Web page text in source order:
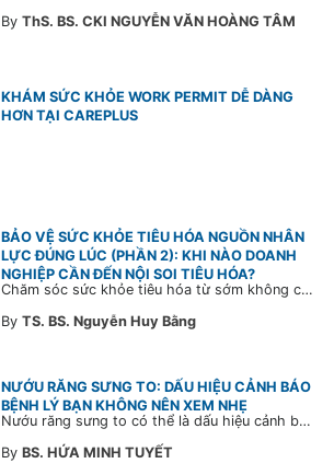
By ThS. BS. CKI NGUYỄN VĂN HOÀNG TÂM
KHÁM SỨC KHỎE WORK PERMIT DỄ DÀNG
HƠN TẠI CAREPLUS
BẢO VỆ SỨC KHỎE TIÊU HÓA NGUỒN NHÂN
LỰC ĐÚNG LÚC (PHẦN 2): KHI NÀO DOANH
NGHIỆP CẦN ĐẾN NỘI SOI TIÊU HÓA?
Chăm sóc sức khỏe tiêu hóa từ sớm không chỉ giúp phát hiện bệnh kịp thời mà còn góp phần xây dựng đội ngũ khỏe mạnh, ổn định và gắn bó lâu dài. CarePlus sẵn sàng đồng hành cùng doanh nghiệp trong việc thiết kế chương trình chăm sóc sức khỏe phù hợp theo từng nhân sự, nhằm tối ưu hiệu quả đầu tư phúc lợi và phát triển nguồn nhân lực bền vững.
By TS. BS. Nguyễn Huy Bằng
NƯỚU RĂNG SƯNG TO: DẤU HIỆU CẢNH BÁO
BỆNH LÝ BẠN KHÔNG NÊN XEM NHẸ
Nướu răng sưng to có thể là dấu hiệu cảnh báo bệnh lý răng miệng. Cùng Bác sĩ CarePlus tìm hiểu nguyên nhân, triệu chứng và thời điểm cần đi khám bác sĩ trong bài viết dưới đây.
By BS. HỨA MINH TUYẾT